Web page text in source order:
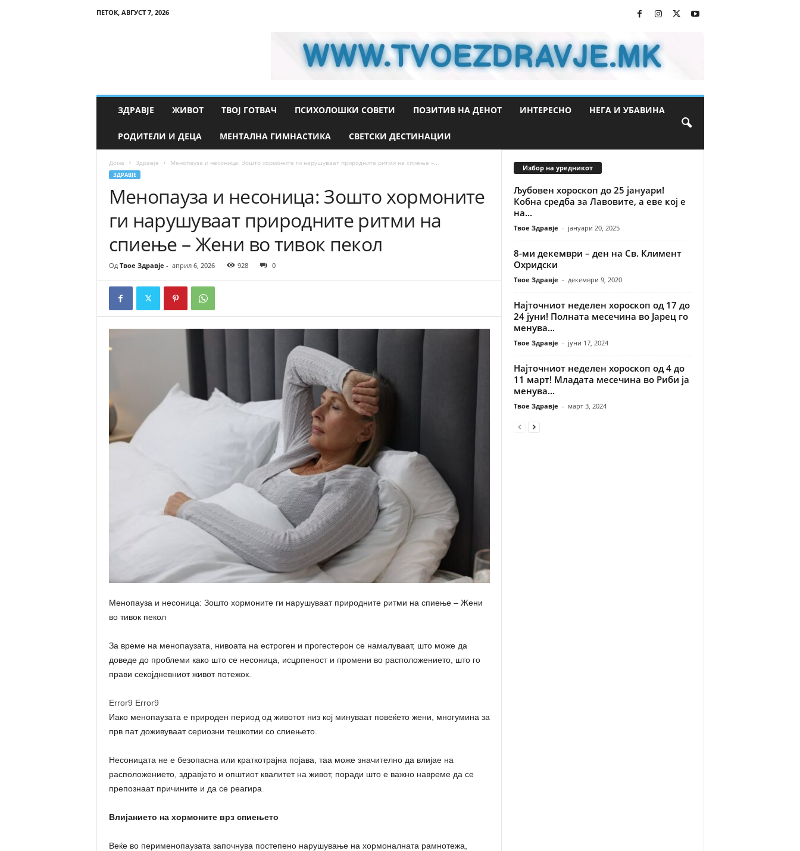
ПЕТОК, АВГУСТ 7, 2026
ЗДРАВЈЕ ЖИВОТ ТВОЈ ГОТВАЧ ПСИХОЛОШКИ СОВЕТИ ПОЗИТИВ НА ДЕНОТ ИНТЕРЕСНО НЕГА И УБАВИНА
РОДИТЕЛИ И ДЕЦА МЕНТАЛНА ГИМНАСТИКА СВЕТСКИ ДЕСТИНАЦИИ
Дома Здравје Менопауза и несоница: Зошто хормоните ги нарушуваат природните ритми на спиење –...
ЗДРАВЈЕ
Менопауза и несоница: Зошто хормоните
ги нарушуваат природните ритми на
спиење – Жени во тивок пекол
Од Твое Здравје - април 6, 2026 928 0
Менопауза и несоница: Зошто хормоните ги нарушуваат природните ритми на спиење – Жени
во тивок пекол
За време на менопаузата, нивоата на естроген и прогестерон се намалуваат, што може да
доведе до проблеми како што се несоница, исцрпеност и промени во расположението, што го
прави секојдневниот живот потежок.
Error9 Error9
Иако менопаузата е природен период од животот низ кој минуваат повеќето жени, многумина за
прв пат доживуваат сериозни тешкотии со спиењето.
Несоницата не е безопасна или краткотрајна појава, таа може значително да влијае на
расположението, здравјето и општиот квалитет на живот, поради што е важно навреме да се
препознаат причините и да се реагира
Влијанието на хормоните врз спиењето
Веќе во перименопаузата започнува постепено нарушување на хормоналната рамнотежа,
Избор на уредникот
Љубовен хороскоп до 25 јануари!
Кобна средба за Лавовите, а еве кој е
на...
Твое Здравје - јануари 20, 2025
8-ми декември – ден на Св. Климент
Охридски
Твое Здравје - декември 9, 2020
Најточниот неделен хороскоп од 17 до
24 јуни! Полната месечина во Јарец го
менува...
Твое Здравје - јуни 17, 2024
Најточниот неделен хороскоп од 4 до
11 март! Младата месечина во Риби ја
менува...
Твое Здравје - март 3, 2024